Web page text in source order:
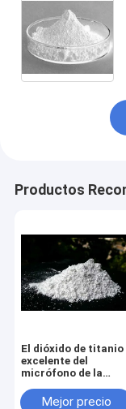
Productos
El dióxido de titanio
excelente del
micrófono de la
pulveriza las
Mejor precio